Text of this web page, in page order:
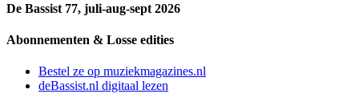
De Bassist 77, juli-aug-sept 2026
Abonnementen & Losse edities
Bestel ze op muziekmagazines.nl
deBassist.nl digitaal lezen